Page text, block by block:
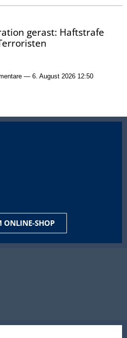
gerast: Haftstrafe
— 6. August 2026 12:50
ONLINE-SHOP